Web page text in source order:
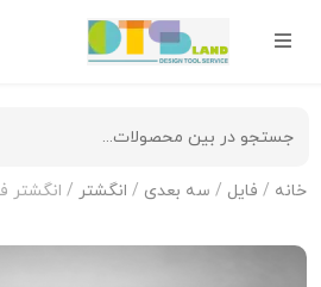
خانه / فایل / سه بعدی / انگشتر / انگشتر